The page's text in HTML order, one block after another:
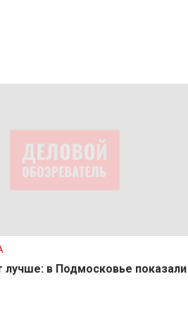
лучше: в Подмосковье показали